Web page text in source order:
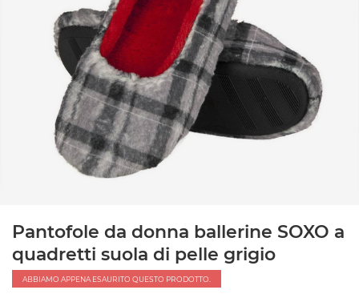
Pantofole da donna ballerine SOXO a
quadretti suola di pelle grigio
ABBIAMO APPENA ESAURITO QUESTO PRODOTTO.